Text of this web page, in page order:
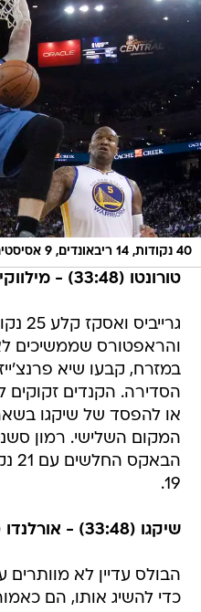
40 נקודות, 14 ריבאונדים, 9 אסיסטים והפסד. לאב
טורונטו (33:48) - מילווקי (66:15) 100:110
והראפטורס שממשיכים
הסדירה. הקנדים זקוקים
או להפסד של שיקגו
המקום השלישי. רמון
19.
שיקגו (33:48) - אורלנדו (58:23) 95:108
הבולס עדיין לא
כדי להשיג אותו, הם